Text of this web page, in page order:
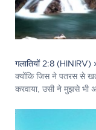
गलातियों 2:8 (HINIRV)
क्योंकि जिस ने पतरस से
करवाया, उसी ने मुझसे भी